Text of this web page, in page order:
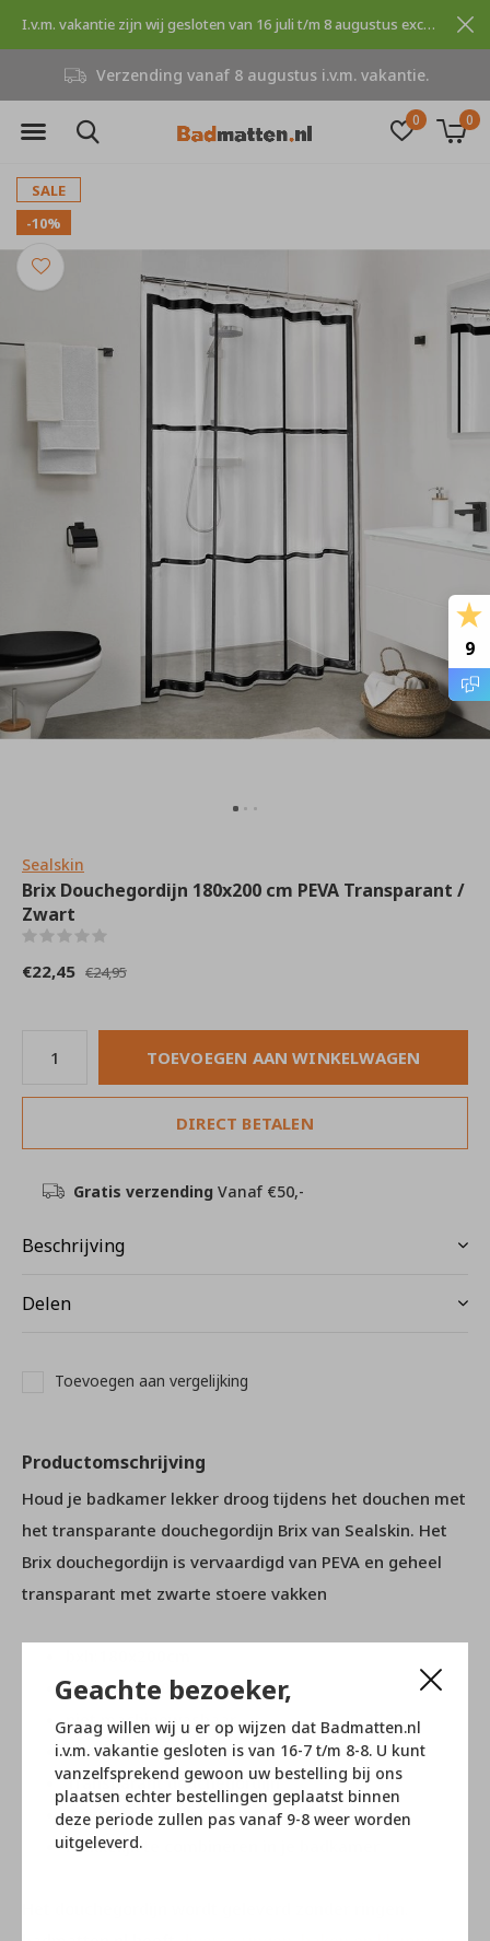
Geachte bezoeker,
Graag willen wij u er op wijzen dat Badmatten.nl
i.v.m. vakantie gesloten is van 16-7 t/m 8-8. U kunt
vanzelfsprekend gewoon uw bestelling bij ons
plaatsen echter bestellingen geplaatst binnen
deze periode zullen pas vanaf 9-8 weer worden
uitgeleverd.
0 0
Verzending vanaf 8 augustus i.v.m. vakantie.
I.v.m. vakantie zijn wij gesloten van 16 juli t/m 8 augustus excuses voor dit ongemak.
SALE
-10%
Sealskin
Brix Douchegordijn 180x200 cm PEVA Transparant /
Zwart
€22,45 €24,95
TOEVOEGEN AAN WINKELWAGEN
DIRECT BETALEN
Gratis verzending Vanaf €50,-
Beschrijving
Delen
Toevoegen aan vergelijking
Productomschrijving
Houd je badkamer lekker droog tijdens het douchen met
het transparante douchegordijn Brix van Sealskin. Het
Brix douchegordijn is vervaardigd van PEVA en geheel
transparant met zwarte stoere vakken
materiaal: 100% PEVA
niet machinewasbaar
Waterdicht
Transparant douchegordijn
Zorgt voor een luxe uitstraling
Makkelijk te combineren in je badkamer
9